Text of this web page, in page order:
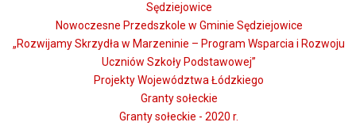
Sędziejowice
Nowoczesne Przedszkole w Gminie Sędziejowice
„Rozwijamy Skrzydła w Marzeninie – Program Wsparcia i Rozwoju
Uczniów Szkoły Podstawowej”
Projekty Województwa Łódzkiego
Granty sołeckie
Granty sołeckie - 2020 r.